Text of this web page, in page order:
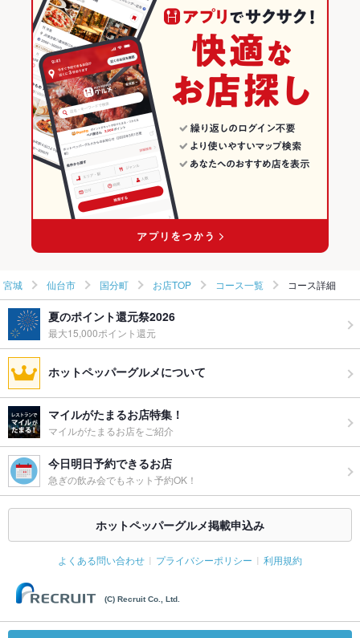
宮城 × ビストロ
宮城のビストロランキング
仙台市のグルメランキング
仙台市のイタリアン・フレンチランキング
仙台市のビストロランキング
国分町のグルメランキング
国分町のイタリアン・フレンチランキング
宮城 仙台市 国分町 お店TOP コース一覧 コース詳細
夏のポイント還元祭2026
最大15,000ポイント還元
ホットペッパーグルメについて
マイルがたまるお店特集！
マイルがたまるお店をご紹介
今日明日予約できるお店
急ぎの飲み会でもネット予約OK！
ホットペッパーグルメ掲載申込み
よくある問い合わせ プライバシーポリシー 利用規約
(C) Recruit Co., Ltd.